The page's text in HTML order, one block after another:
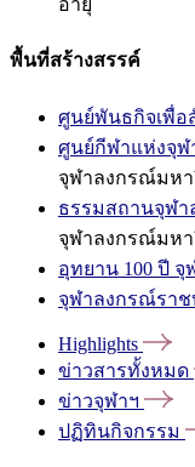
อายุ
พื้นที่สร้างสรรค์
ศูนย์พันธกิจเพื่อ
ศูนย์กีฬาแห่งจุ
จุฬาลงกรณ์มหา
ธรรมสถานจุฬ
จุฬาลงกรณ์มหา
อุทยาน 100 ปี จุ
จุฬาลงกรณ์รา
Highlights
ข่าวสารทั้งหมด
ข่าวจุฬาฯ
ปฏิทินกิจกรรม